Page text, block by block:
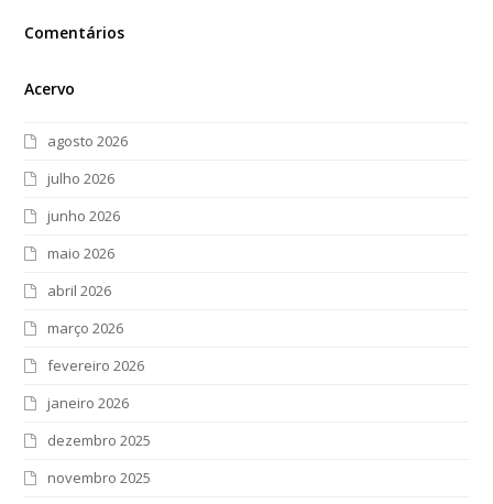
Comentários
Acervo
agosto 2026
julho 2026
junho 2026
maio 2026
abril 2026
março 2026
fevereiro 2026
janeiro 2026
dezembro 2025
novembro 2025